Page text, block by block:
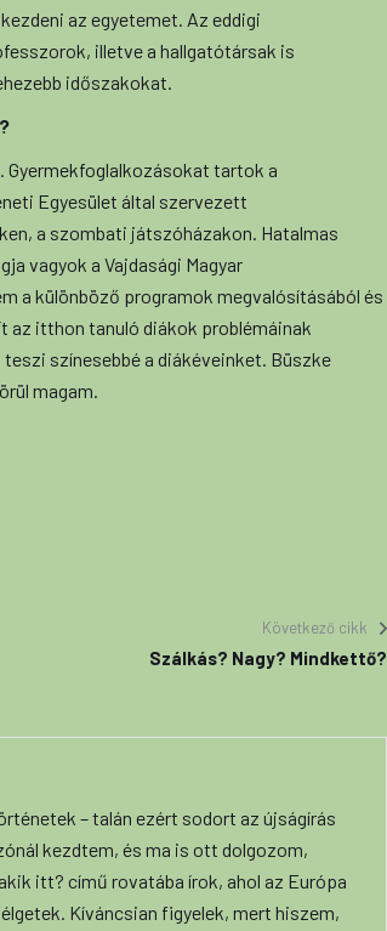
az egyetemet. Az eddigi
illetve a hallgatótársak is
időszakokat.
Gyermekfoglalkozásokat tartok a
Egyesület által szervezett
a szombati játszóházakon. Hatalmas
vagyok a Vajdasági Magyar
a különböző programok megvalósításából és
az itthon tanuló diákok problémáinak
színesebbé a diákéveinket. Büszke
magam.
Következő cikk
Szálkás? Nagy? Mindkettő?
– talán ezért sodort az újságírás
kezdtem, és ma is ott dolgozom,
itt? című rovatába írok, ahol az Európa
Kíváncsian figyelek, mert hiszem,